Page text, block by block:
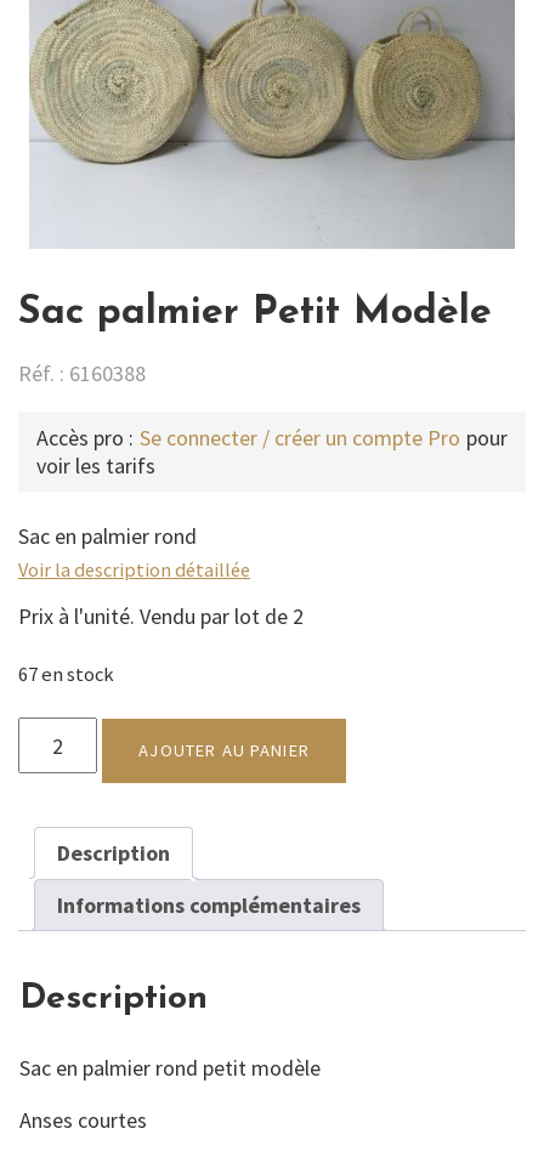
Sac palmier Petit Modèle
Réf. : 6160388
Accès pro : Se connecter / créer un compte Pro pour
voir les tarifs
Sac en palmier rond
Voir la description détaillée
Prix à l'unité. Vendu par lot de 2
67 en stock
quantité
Sac
Petit
Modèle
AJOUTER AU PANIER
Description
Informations complémentaires
Description
Sac en palmier rond petit modèle
Anses courtes